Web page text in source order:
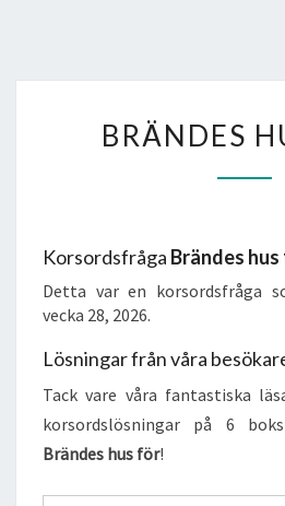
HUS
BRÄNDES
Korsordsfråga Brändes
Detta var en korsordsfråga
vecka 28, 2026.
Lösningar från våra
Tack vare våra fantastiska
korsordslösningar på 6
Brändes hus för!